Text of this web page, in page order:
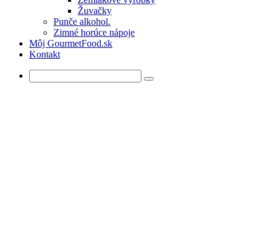
Žuvačky
Punče alkohol.
Zimné horúce nápoje
Môj GourmetFood.sk
Kontakt